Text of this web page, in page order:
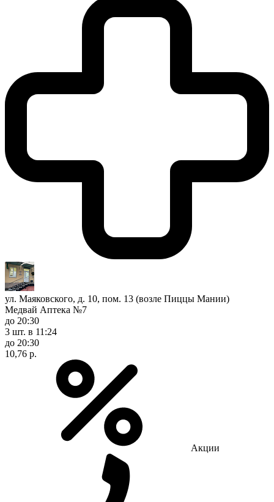
ул. Маяковского, д. 10, пом. 13 (возле Пиццы Мании)
Медвай Аптека №7
до 20:30
3 шт. в 11:24
до 20:30
10,76 р.
Акции